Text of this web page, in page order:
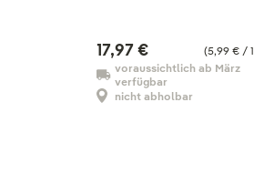
(5,99 € /
17,97 €
voraussichtlich ab März
verfügbar
nicht abholbar